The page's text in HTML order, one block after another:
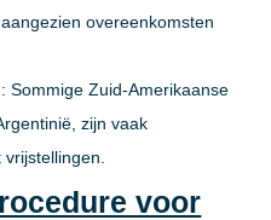
overeenkomsten
Sommige Zuid-Amerikaanse
zijn vaak
voor